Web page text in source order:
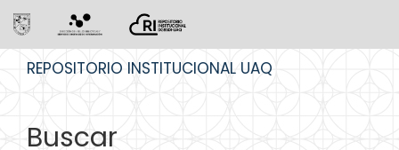
REPOSITORIO INSTITUCIONAL UAQ
Buscar